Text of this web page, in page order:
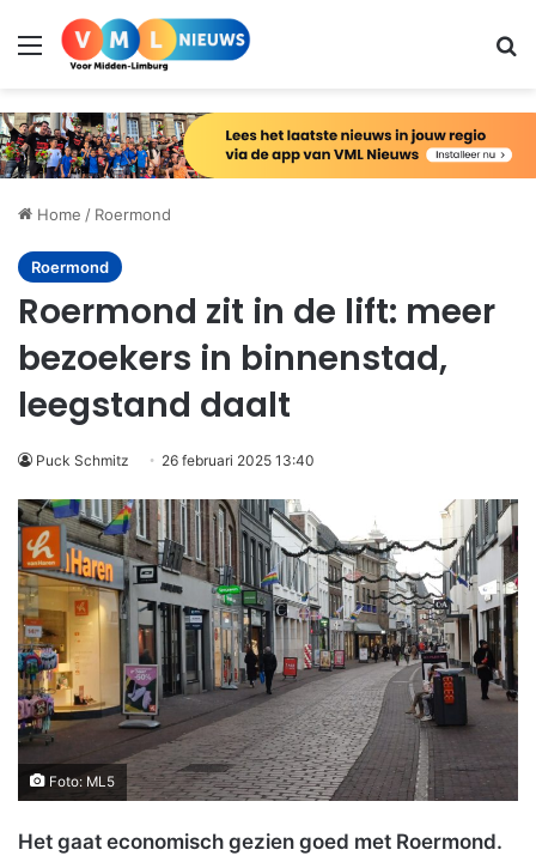
Menu
Home / Roermond
Roermond
Roermond zit in de lift: meer
bezoekers in binnenstad,
leegstand daalt
Puck Schmitz 26 februari 2025 13:40
Foto: ML5
Het gaat economisch gezien goed met Roermond.